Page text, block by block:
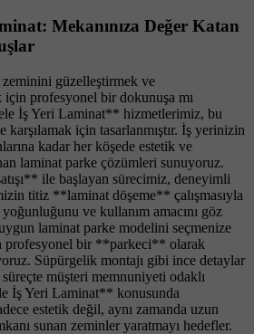
Mekanınıza Değer Katan
güzelleştirmek ve
profesyonel bir dokunuşa mı
İş Yeri Laminat** hizmetlerimiz, bu
karşılamak için tasarlanmıştır. İş yerinizin
kadar her köşede estetik ve
laminat parke çözümleri sunuyoruz.
ile başlayan sürecimiz, deneyimli
titiz **laminat döşeme** çalışmasıyla
yoğunluğunu ve kullanım amacını göz
laminat parke modelini seçmenize
profesyonel bir **parkeci** olarak
Süpürgelik montajı gibi ince detaylar
müşteri memnuniyeti odaklı
İş Yeri Laminat** konusunda
estetik değil, aynı zamanda uzun
sunan zeminler yaratmayı hedefler.